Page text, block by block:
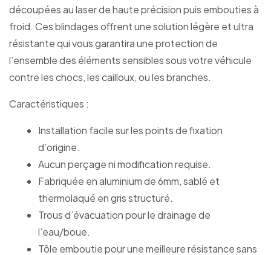
découpées au laser de haute précision puis embouties à
froid. Ces blindages offrent une solution légère et ultra
résistante qui vous garantira une protection de
l’ensemble des éléments sensibles sous votre véhicule
contre les chocs, les cailloux, ou les branches.
Caractéristiques :
Installation facile sur les points de fixation
d’origine.
Aucun perçage ni modification requise.
Fabriquée en aluminium de 6mm, sablé et
thermolaqué en gris structuré.
Trous d’évacuation pour le drainage de
l’eau/boue.
Tôle emboutie pour une meilleure résistance sans